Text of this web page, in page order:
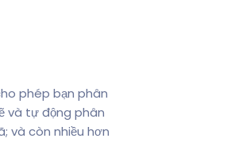
phép bạn phân
và tự động phân
và còn nhiều hơn